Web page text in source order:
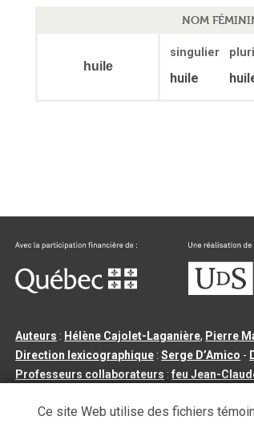
NOM
huile
singulier
huile
Auteurs : Hélène Cajolet-Laganière, Pierre
Direction lexicographique :Serge D’Amico -
Professeurs collaborateurs :feu Jean-
Tous droits réservés©Université de
Ce site Web utilise des fichiers